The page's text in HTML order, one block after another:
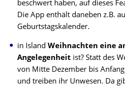
beschwert haben, auf dieses
Die App enthält daneben z.B.
Geburtstagskalender.
in Island Weihnachten eine
Angelegenheit ist? Statt des
von Mitte Dezember bis
und treiben ihr Unwesen. Da